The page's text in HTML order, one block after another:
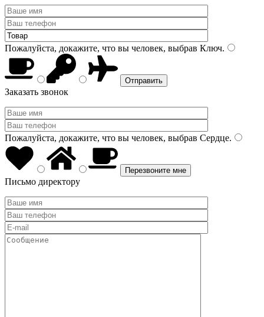
Пожалуйста, докажите, что вы человек, выбрав Ключ.
Заказать звонок
Пожалуйста, докажите, что вы человек, выбрав Сердце.
Письмо директору